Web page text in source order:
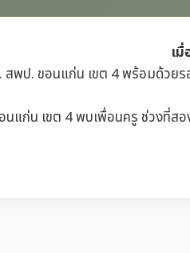
เ
พป. ขอนแก่น เขต 4 พร้อมด้วย
แก่น เขต 4 พบเพื่อนครู ช่วงที่